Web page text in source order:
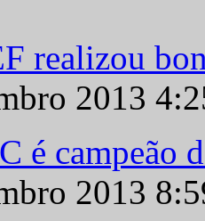
realizou
2013
é campeão
2013